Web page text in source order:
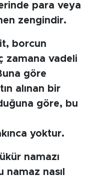
para veya
zengindir.
borcun
zamana vadeli
göre
alınan bir
göre, bu
yoktur.
namazı
namaz nasıl